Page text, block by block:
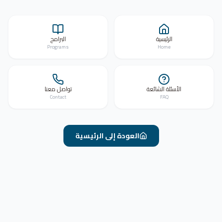
الرئيسية
Home
البرامج
Programs
الأسئلة الشائعة
FAQ
تواصل معنا
Contact
العودة إلى الرئيسية